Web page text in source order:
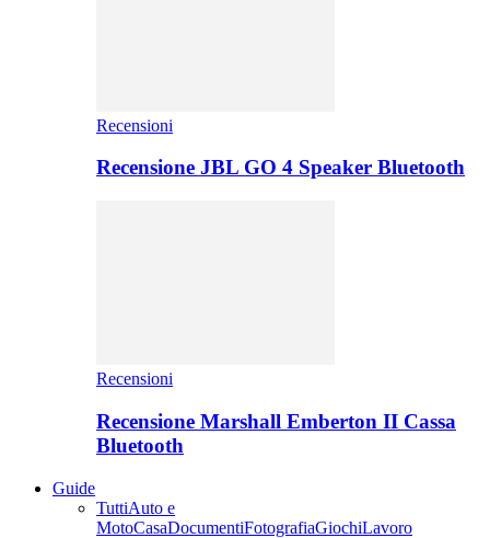
Recensioni
Recensione JBL GO 4 Speaker Bluetooth
Recensioni
Recensione Marshall Emberton II Cassa
Bluetooth
Guide
TuttiAuto e
MotoCasaDocumentiFotografiaGiochiLavoro